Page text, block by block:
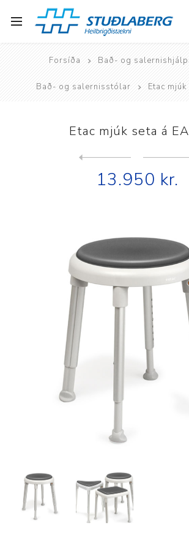
Forsíða Bað- og
Bað- og salernisstólar Etac
Etac mjúk seta á
13.950 kr.